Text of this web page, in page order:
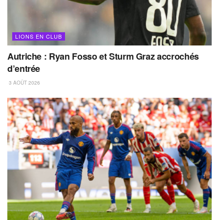
LIONS EN CLUB
Autriche : Ryan Fosso et Sturm Graz accrochés
d’entrée
3 AOÛT 2026